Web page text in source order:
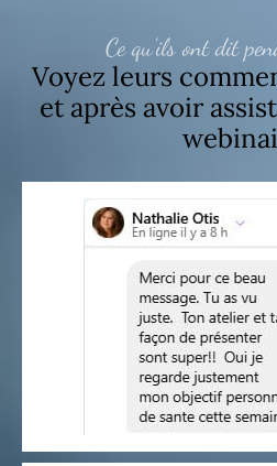
Ce qu’ils ont dit
Voyez leurs
et après avoir